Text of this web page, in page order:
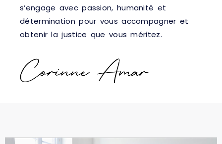
s’engage avec passion, humanité et
détermination pour vous accompagner et
obtenir la justice que vous méritez.